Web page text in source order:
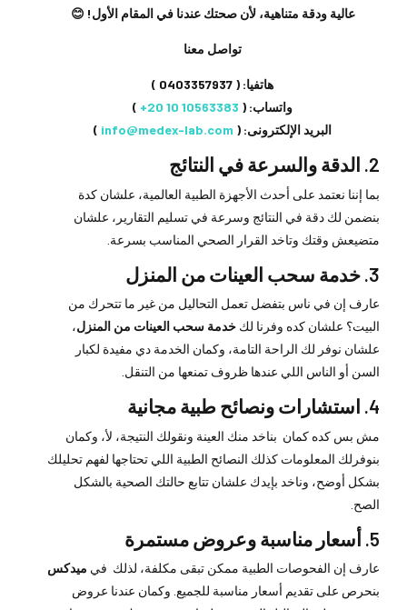
عالية ودقة متناهية، لأن صحتك عندنا في المقام الأول! 😊
تواصل معنا
هاتفيا: ( 0403357937
)
واتساب: (
⁩ )
البريد الإلكترونى: ( info@medex-lab.com
)
2. الدقة والسرعة في النتائج
بما إننا نعتمد على أحدث الأجهزة الطبية العالمية، علشان كدة
بنضمن لك دقة في النتائج وسرعة في تسليم التقارير، علشان
متضيعش وقتك وتاخد القرار الصحي المناسب بسرعة.
3. خدمة سحب العينات من المنزل
عارف إن في ناس بتفضل تعمل التحاليل من غير ما تتحرك من
البيت؟ علشان كده وفرنا لك خدمة سحب العينات من المنزل،
علشان نوفر لك الراحة التامة، وكمان الخدمة دي مفيدة لكبار
السن أو الناس اللي عندها ظروف تمنعها من التنقل.
4. استشارات ونصائح طبية مجانية
مش بس كده كمان بناخد منك العينة ونقولك النتيجة، لأ، وكمان
بنوفرلك المعلومات كذلك النصائح الطبية اللي تحتاجها لفهم تحليلك
بشكل أوضح، وناخد بإيدك علشان تتابع حالتك الصحية بالشكل
الصح.
5. أسعار مناسبة وعروض مستمرة
عارف إن الفحوصات الطبية ممكن تبقى مكلفة، لذلك في ميدكس
بنحرص على تقديم أسعار مناسبة للجميع. وكمان عندنا عروض